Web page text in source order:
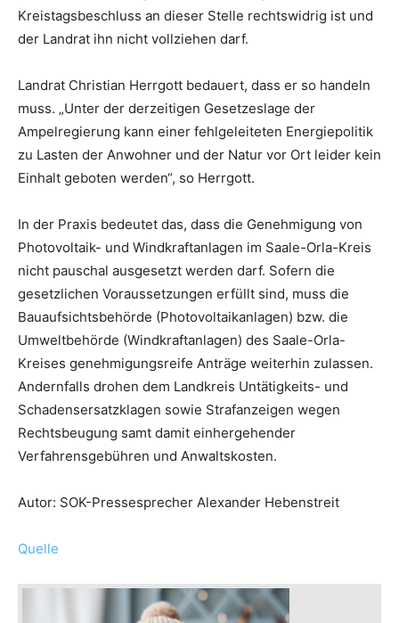
Kreistagsbeschluss an dieser Stelle rechtswidrig ist und
der Landrat ihn nicht vollziehen darf.
Landrat Christian Herrgott bedauert, dass er so handeln
muss. „Unter der derzeitigen Gesetzeslage der
Ampelregierung kann einer fehlgeleiteten Energiepolitik
zu Lasten der Anwohner und der Natur vor Ort leider kein
Einhalt geboten werden“, so Herrgott.
In der Praxis bedeutet das, dass die Genehmigung von
Photovoltaik- und Windkraftanlagen im Saale-Orla-Kreis
nicht pauschal ausgesetzt werden darf. Sofern die
gesetzlichen Voraussetzungen erfüllt sind, muss die
Bauaufsichtsbehörde (Photovoltaikanlagen) bzw. die
Umweltbehörde (Windkraftanlagen) des Saale-Orla-
Kreises genehmigungsreife Anträge weiterhin zulassen.
Andernfalls drohen dem Landkreis Untätigkeits- und
Schadensersatzklagen sowie Strafanzeigen wegen
Rechtsbeugung samt damit einhergehender
Verfahrensgebühren und Anwaltskosten.
Autor: SOK-Pressesprecher Alexander Hebenstreit
Quelle